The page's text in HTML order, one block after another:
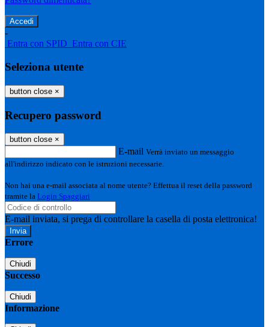
-
Entra con SPID Entra con CIE
Seleziona utente
button close ×
Recupero password
button close ×
E-mail Verrà inviato un messaggio
all'indirizzo indicato con le istruzioni necessarie.
Non hai una e-mail associata al nome utente? Effettua il reset della password
tramite la Login Spaggiari
E-mail inviata, si prega di controllare la casella di posta elettronica!
Errore
Chiudi
Successo
Chiudi
Informazione